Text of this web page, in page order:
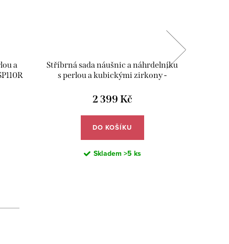
a
Stříbrná sada náušnic a náhrdelníku
s perlou a kubickými zirkony -
2 399 Kč
DO KOŠÍKU
Skladem >5 ks